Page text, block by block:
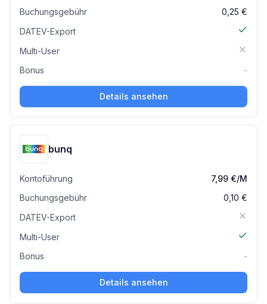
Buchungsgebühr
0,25 €
DATEV-Export
Multi-User
Bonus
-
Details ansehen
bunq
Kontoführung 7,99 €/M
Buchungsgebühr
0,10 €
DATEV-Export
Multi-User
Bonus
-
Details ansehen